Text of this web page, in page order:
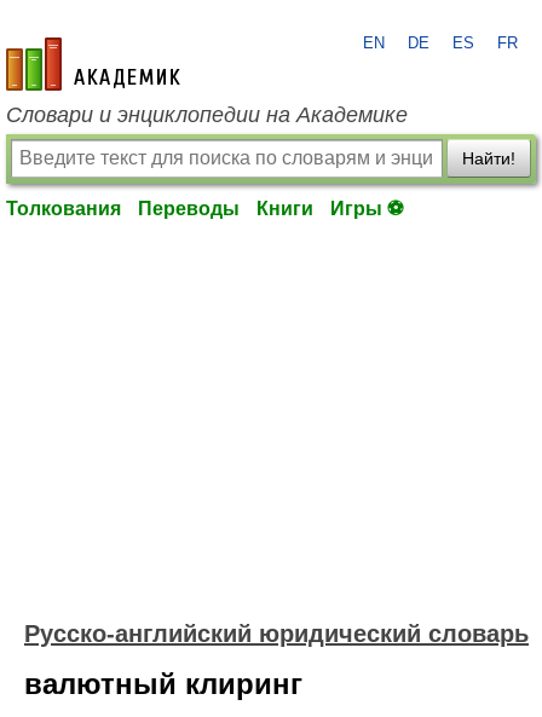
academic.ru
EN DE ES FR
Словари и энциклопедии на Академике
Найти!
Толкования Переводы Книги Игры ⚽
Русско-английский юридический словарь
валютный клиринг